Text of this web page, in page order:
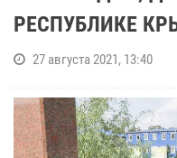
РЕСПУБЛИКЕ
27 августа 2021, 13:40